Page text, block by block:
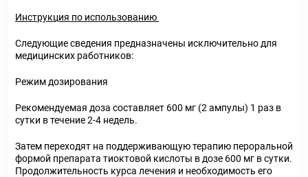
Инструкция по использованию
Следующие сведения предназначены исключительно для
медицинских работников:
Режим дозирования
Рекомендуемая доза составляет 600 мг (2 ампулы) 1 раз в
сутки в течение 2-4 недель.
Затем переходят на поддерживающую терапию пероральной
формой препарата тиоктовой кислоты в дозе 600 мг в сутки.
Продолжительность курса лечения и необходимость его